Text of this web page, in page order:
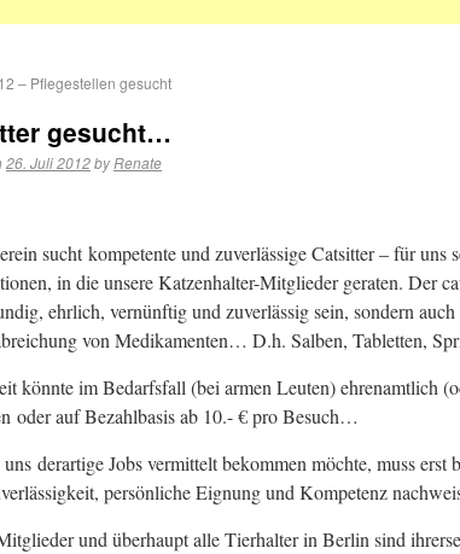
– Pflegestellen gesucht
gesucht…
26. Juli 2012by Renate
sucht kompetente und zuverlässige Catsitter – für uns
in die unsere Katzenhalter-Mitglieder geraten. Der
ehrlich, vernünftig und zuverlässig sein, sondern
von Medikamenten… D.h. Salben, Tabletten,
könnte im Bedarfsfall (bei armen Leuten) ehrenamtlich
oder auf Bezahlbasis ab 10.- € pro Besuch…
derartige Jobs vermittelt bekommen möchte, muss
persönliche Eignung und Kompetenz
und überhaupt alle Tierhalter in Berlin sind